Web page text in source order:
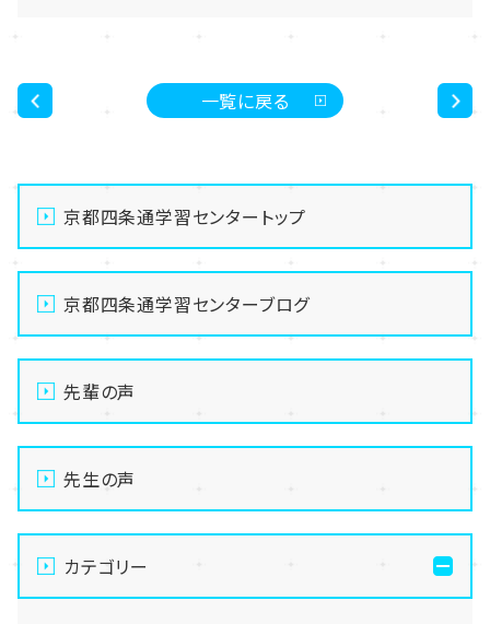
一覧に戻る
京都四条通学習センタートップ
京都四条通学習センターブログ
先輩の声
先生の声
カテゴリー